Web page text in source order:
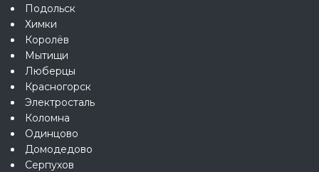
Подольск
Химки
Королёв
Мытищи
Люберцы
Красногорск
Электросталь
Коломна
Одинцово
Домодедово
Серпухов